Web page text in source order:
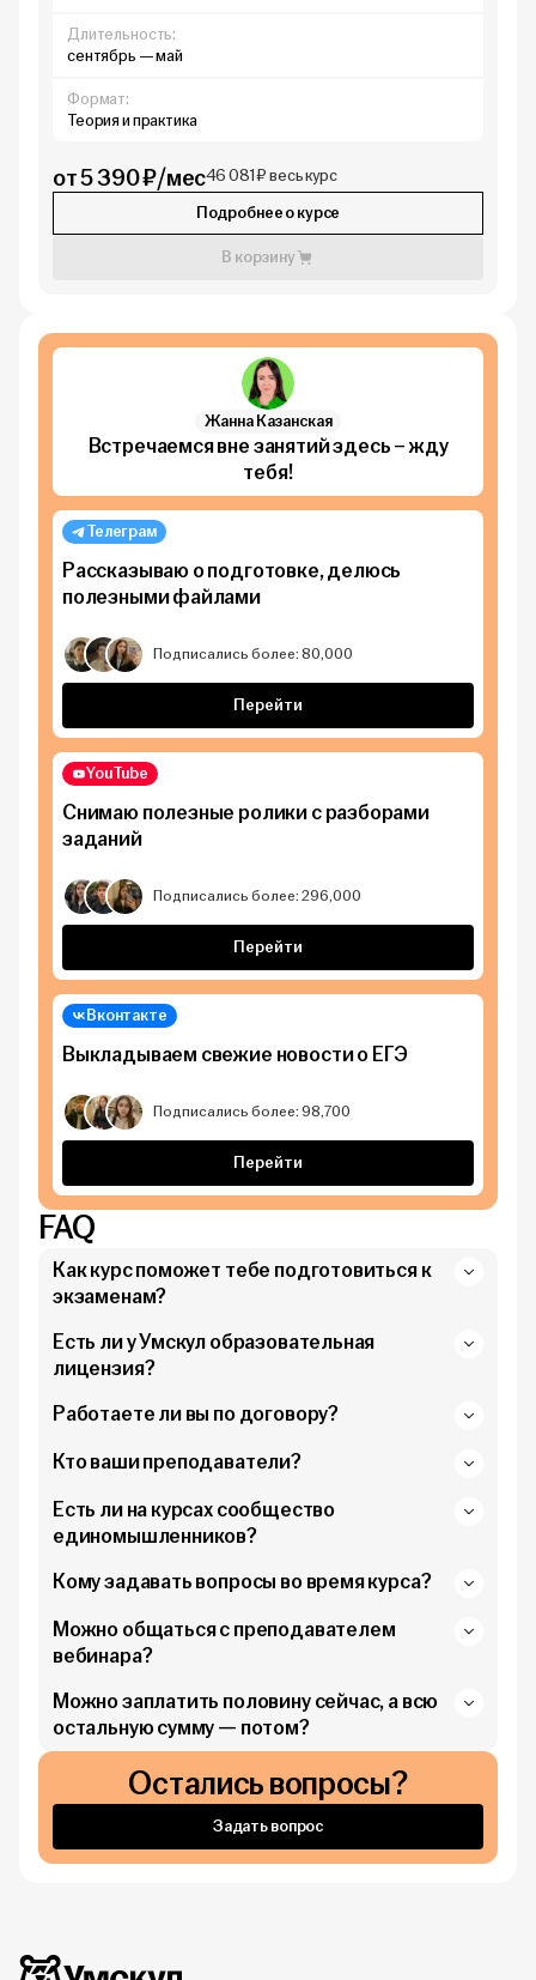
Длительность:
сентябрь — май
Формат:
Теория и практика
от 5 390 ₽/мес46 081 ₽ весь курс
Подробнее о курсе
В корзину
Жанна Казанская
Встречаемся вне занятий здесь – жду
тебя!
Телеграм
Рассказываю о подготовке, делюсь
полезными файлами
Перейти
Подписались более: 80,000
YouTube
Снимаю полезные ролики с разборами
заданий
Перейти
Подписались более: 296,000
Вконтакте
Выкладываем свежие новости о ЕГЭ
Перейти
Подписались более: 98,700
FAQ
Как курс поможет тебе подготовиться к
экзаменам?
Есть ли у Умскул образовательная
лицензия?
Работаете ли вы по договору?
Кто ваши преподаватели?
Есть ли на курсах сообщество
единомышленников?
Кому задавать вопросы во время курса?
Можно общаться с преподавателем
вебинара?
Можно заплатить половину сейчас, а всю
остальную сумму — потом?
Остались вопросы?
Задать вопрос
Дополнительная информация
Умскул